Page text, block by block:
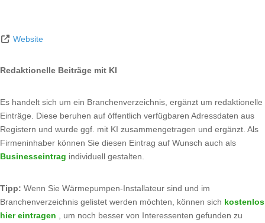
Website
Redaktionelle Beiträge mit KI
Es handelt sich um ein Branchenverzeichnis, ergänzt um redaktionelle
Einträge. Diese beruhen auf öffentlich verfügbaren Adressdaten aus
Registern und wurde ggf. mit KI zusammengetragen und ergänzt. Als
Firmeninhaber können Sie diesen Eintrag auf Wunsch auch als
Businesseintrag individuell gestalten.
Tipp: Wenn Sie Wärmepumpen-Installateur sind und im
Branchenverzeichnis gelistet werden möchten, können sich kostenlos
hier eintragen , um noch besser von Interessenten gefunden zu